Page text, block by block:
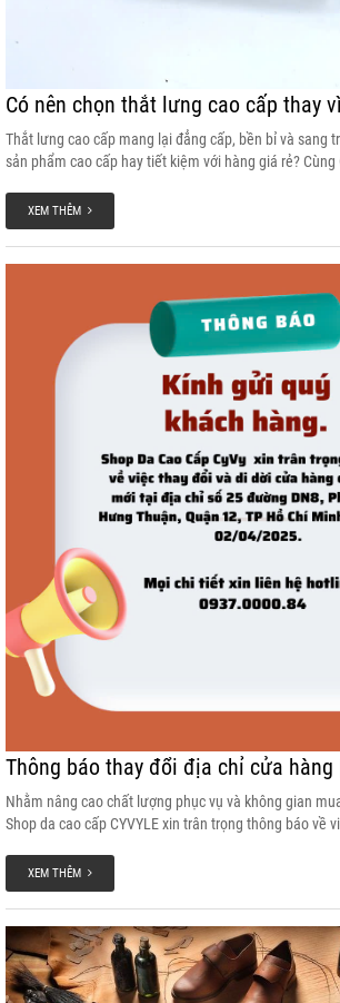
Có nên chọn thắt lưng cao cấp thay
Thắt lưng cao cấp mang lại đẳng cấp, bền bỉ và sang
sản phẩm cao cấp hay tiết kiệm với hàng giá rẻ? Cùng
XEM THÊM
Thông báo thay đổi địa chỉ cửa hàng
Nhằm nâng cao chất lượng phục vụ và không gian
Shop da cao cấp CYVYLE xin trân trọng thông báo về
Thành Phố Hồ Chí Minh.
XEM THÊM